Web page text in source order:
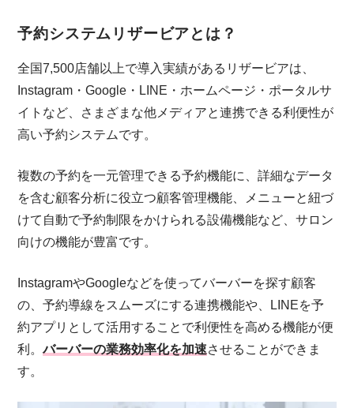
予約システムリザービアとは？
全国7,500店舗以上で導入実績があるリザービアは、
Instagram・Google・LINE・ホームページ・ポータルサ
イトなど、さまざまな他メディアと連携できる利便性が
高い予約システムです。
複数の予約を一元管理できる予約機能に、詳細なデータ
を含む顧客分析に役立つ顧客管理機能、メニューと紐づ
けて自動で予約制限をかけられる設備機能など、サロン
向けの機能が豊富です。
InstagramやGoogleなどを使ってバーバーを探す顧客
の、予約導線をスムーズにする連携機能や、LINEを予
約アプリとして活用することで利便性を高める機能が便
利。バーバーの業務効率化を加速させることができま
す。